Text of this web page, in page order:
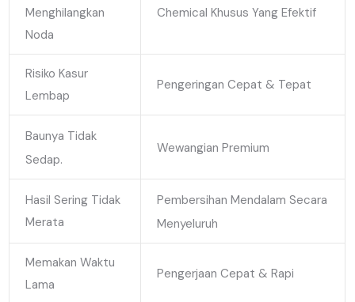
Menghilangkan
Noda
Chemical Khusus Yang Efektif
Risiko Kasur
Lembap
Pengeringan Cepat & Tepat
Baunya Tidak
Sedap.
Wewangian Premium
Hasil Sering Tidak
Merata
Pembersihan Mendalam Secara
Menyeluruh
Memakan Waktu
Lama
Pengerjaan Cepat & Rapi